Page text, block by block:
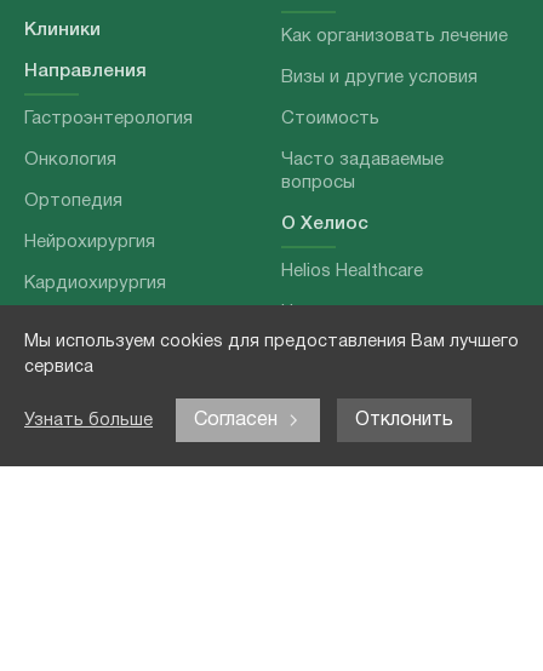
Мы используем cookies для предоставления Вам лучшего
сервиса
Узнать больше Согласен Отклонить
Клиники
Направления
Гастроэнтерология
Онкология
Ортопедия
Нейрохирургия
Кардиохирургия
Хирургия позвоночника
Как организовать лечение
Визы и другие условия
Стоимость
Часто задаваемые
вопросы
О Хелиос
Helios Healthcare
О нашей команде
Выходные данные